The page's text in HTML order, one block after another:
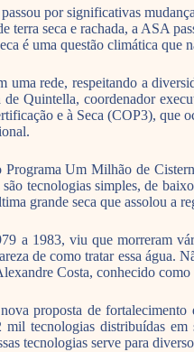
por significativas
terra seca e rachada, a ASA
é uma questão climática que
uma rede, respeitando a
Quintella, coordenador
e à Seca (COP3), que
Um Milhão de
tecnologias simples, de
grande seca que assolou a
a 1983, viu que morreram
de como tratar essa água.
Costa, conhecido
proposta de fortalecimento
tecnologias distribuídas em
tecnologias serve para